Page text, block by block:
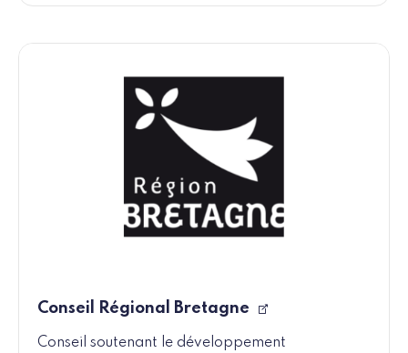
Conseil Régional Bretagne
Conseil soutenant le développement